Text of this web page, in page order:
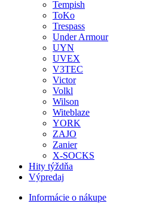
Tempish
ToKo
Trespass
Under Armour
UYN
UVEX
V3TEC
Victor
Volkl
Wilson
Witeblaze
YORK
ZAJO
Zanier
X-SOCKS
Hity týždňa
Výpredaj
Informácie o nákupe